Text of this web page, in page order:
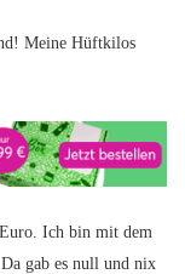
Meine Hüftkilos
Ich bin mit dem
gab es null und nix